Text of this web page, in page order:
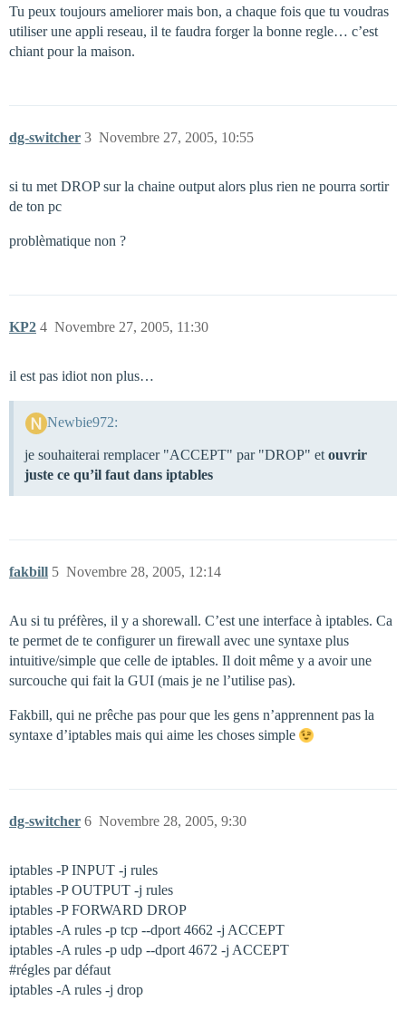
Tu peux toujours ameliorer mais bon, a chaque fois que tu voudras
utiliser une appli reseau, il te faudra forger la bonne regle… c’est
chiant pour la maison.
dg-switcher Novembre 27, 2005, 10:55
3
si tu met DROP sur la chaine output alors plus rien ne pourra sortir
de ton pc
problèmatique non ?
KP2 Novembre 27, 2005, 11:30
4
il est pas idiot non plus…
Newbie972:
je souhaiterai remplacer "ACCEPT" par "DROP" et ouvrir
juste ce qu’il faut dans iptables
fakbill Novembre 28, 2005, 12:14
5
Au si tu préfères, il y a shorewall. C’est une interface à iptables. Ca
te permet de te configurer un firewall avec une syntaxe plus
intuitive/simple que celle de iptables. Il doit même y a avoir une
surcouche qui fait la GUI (mais je ne l’utilise pas).
Fakbill, qui ne prêche pas pour que les gens n’apprennent pas la
syntaxe d’iptables mais qui aime les choses simple
dg-switcher Novembre 28, 2005, 9:30
6
iptables -P INPUT -j rules
iptables -P OUTPUT -j rules
iptables -P FORWARD DROP
iptables -A rules -p tcp --dport 4662 -j ACCEPT
iptables -A rules -p udp --dport 4672 -j ACCEPT
#régles par défaut
iptables -A rules -j drop